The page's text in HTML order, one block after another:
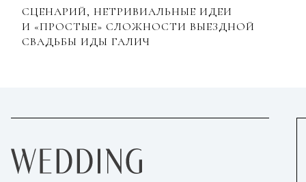
СЦЕНАРИЙ, НЕТРИВИАЛЬНЫЕ ИДЕИ
И «ПРОСТЫЕ» СЛОЖНОСТИ ВЫЕЗДНОЙ
СВАДЬБЫ ИДЫ ГАЛИЧ